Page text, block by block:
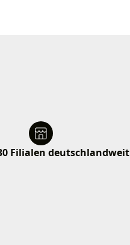
Filialen deutschlandweit